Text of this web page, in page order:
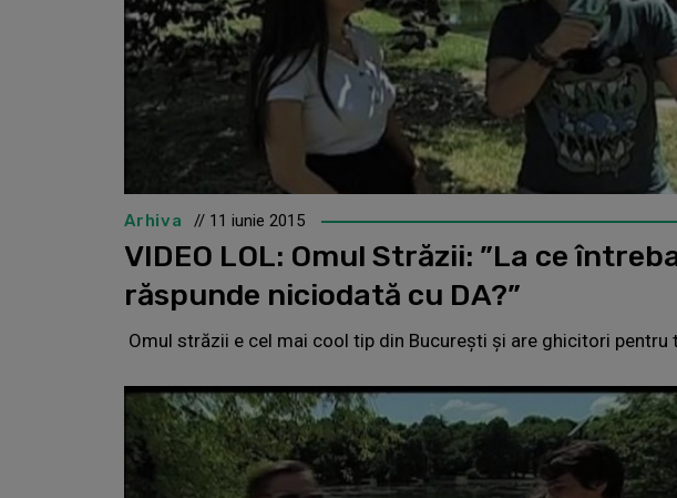
Arhiva // 11 iunie 2015
VIDEO LOL: Omul Străzii: ”La ce
răspunde niciodată cu DA?”
Omul străzii e cel mai cool tip din Bucureşti și are ghicitori pentru